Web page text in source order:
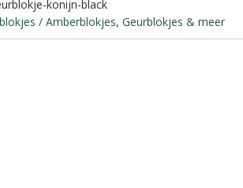
t
i
konijn-black
/ Amberblokjes, Geurblokjes & meer